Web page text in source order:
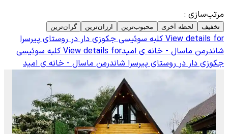
مرتب‌سازی :
تخفیف لحظه آخری محبوب‌ترین ارزان‌ترین گران‌ترین
View details for کلبه سوئیسی جکوزی دار در روستای پیرسرا
شاندرمن ماسال - خانه ی امیدView details for کلبه سوئیسی
جکوزی دار در روستای پیرسرا شاندرمن ماسال - خانه ی امید